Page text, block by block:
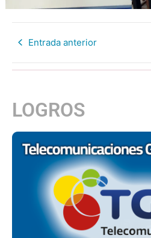
Entrada anterior
LOGROS